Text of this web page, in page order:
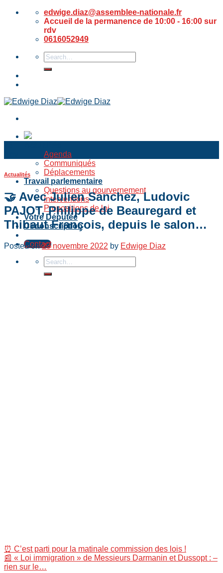
Skip
edwige.diaz@assemblee-nationale.fr
Accueil de la permanence de 10:00 - 16:00 sur
rdv
0616052949
Agenda
Communiqués
Déplacements
Travail parlementaire
Questions au gourvernement
Interventions
Propositions de loi
Votre Députée
Circonscription
Contact
Actualités
🤝 Avec Julien Sanchez, Ludovic
PAJOT, Philippe de Beauregard et
Thibaut François, depuis le salon…
Posted on23 novembre 2022 by Edwige Diaz
⏰ C’est parti pour la matinale commission des lois !
📰 « Loi immigration » de Messieurs Darmanin et Dussopt : –
rien sur le…